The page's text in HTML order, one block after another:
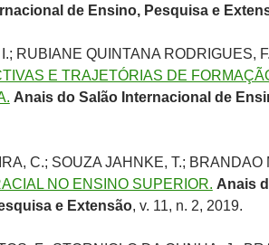
de Ensino, Pesquisa e
I.; RUBIANE QUINTANA RODRIGUES,
E TRAJETÓRIAS DE
Anais do Salão Internacional de
C.; SOUZA JAHNKE, T.; BRANDAO
NO ENSINO SUPERIOR. Anais
e Extensão, v. 11, n. 2, 2019.